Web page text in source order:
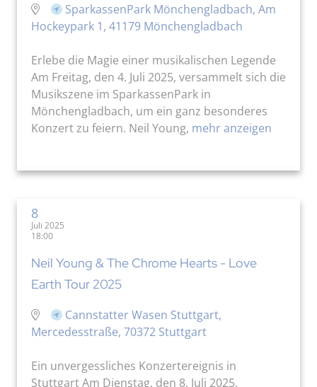
SparkassenPark Mönchengladbach, Am
Hockeypark 1, 41179 Mönchengladbach
Erlebe die Magie einer musikalischen Legende
Am Freitag, den 4. Juli 2025, versammelt sich die
Musikszene im SparkassenPark in
Mönchengladbach, um ein ganz besonderes
Konzert zu feiern. Neil Young, mehr anzeigen
8
Juli 2025
18:00
Neil Young & The Chrome Hearts - Love
Earth Tour 2025
Cannstatter Wasen Stuttgart,
Mercedesstraße, 70372 Stuttgart
Ein unvergessliches Konzertereignis in
Stuttgart Am Dienstag, den 8. Juli 2025,